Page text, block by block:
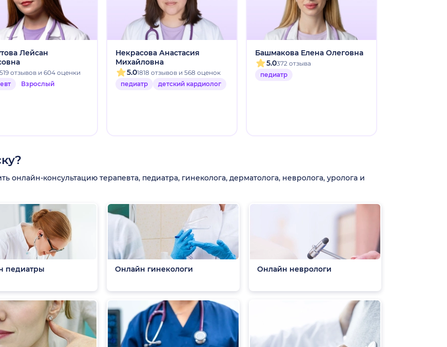
Лейсан
отзывов и 604 оценки
Взрослый
Некрасова Анастасия
Михайловна
5.01818 отзывов и 568 оценок
педиатр
детский кардиолог
Башмакова Елена Олеговна
5.0372 отзыва
педиатр
консультацию терапевта, педиатра, гинеколога, дерматолога, невролога, уролога и
педиатры Онлайн гинекологи Онлайн неврологи